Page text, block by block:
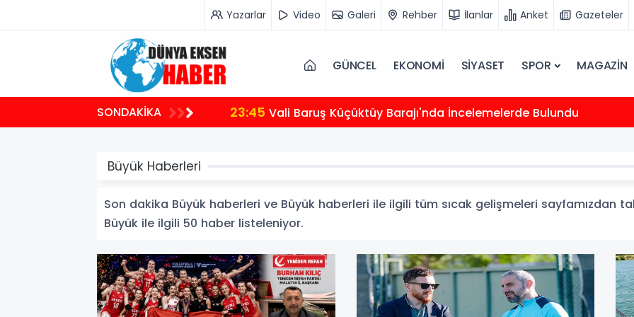
Yazarlar Video Galeri Rehber İlanlar Anket Gazeteler
GÜNCEL EKONOMİ SİYASET SPOR MAGAZİN
SONDAKİKA 23:45 Vali Baruş Küçüktüy Barajı'nda İncelemelerde Bulundu
Büyük Haberleri
Son dakika Büyük haberleri ve Büyük haberleri ile ilgili tüm sıcak gelişmeleri sayfamızdan
Büyük ile ilgili 50 haber listeleniyor.